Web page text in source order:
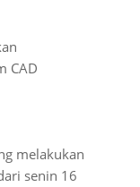
CAD
melakukan
senin 16